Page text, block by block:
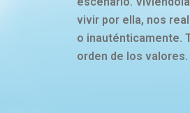
vivir por ella, nos
o inauténticamente.
orden de los valores.